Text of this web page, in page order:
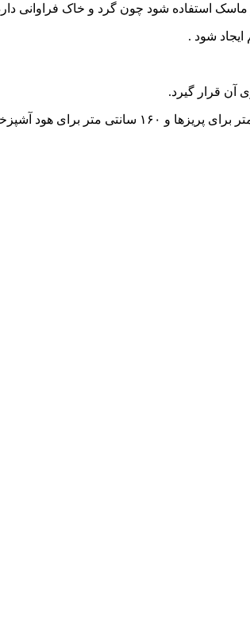
استفاده شود چون گرد و خاک فراوانی
هم با توجه به استاندارد ها بایستی در ارتفاع ۱۱۰ سانتی متر از کف تمام شده برای